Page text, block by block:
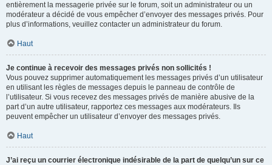
entièrement la messagerie privée sur le forum, soit un administrateur ou un
modérateur a décidé de vous empêcher d’envoyer des messages privés. Pour
plus d’informations, veuillez contacter un administrateur du forum.
Haut
Je continue à recevoir des messages privés non sollicités !
Vous pouvez supprimer automatiquement les messages privés d’un utilisateur
en utilisant les règles de messages depuis le panneau de contrôle de
l’utilisateur. Si vous recevez des messages privés de manière abusive de la
part d’un autre utilisateur, rapportez ces messages aux modérateurs. Ils
peuvent empêcher un utilisateur d’envoyer des messages privés.
Haut
J’ai reçu un courrier électronique indésirable de la part de quelqu’un sur ce